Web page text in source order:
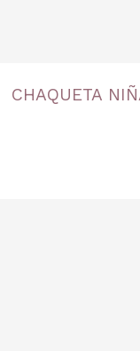
18A
CHAQUETA